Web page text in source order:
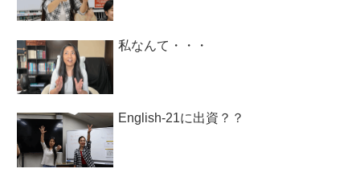
私なんて・・・
English-21に出資？？